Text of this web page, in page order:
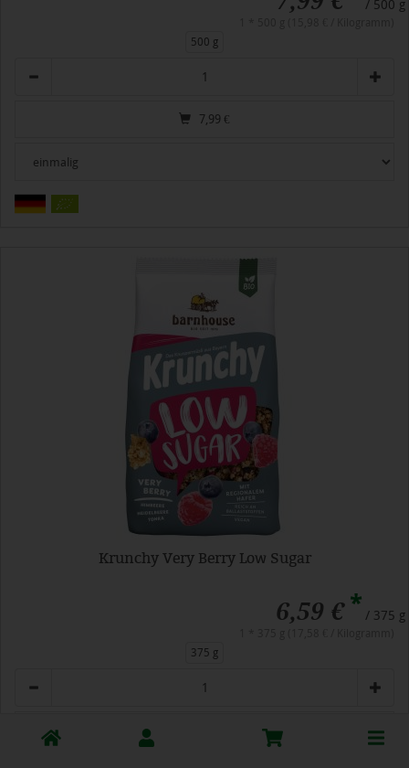
/ 500 g
500 g
7,99 €
Krunchy Very Berry Low Sugar
6,59 €* / 375 g
375 g
Toggle